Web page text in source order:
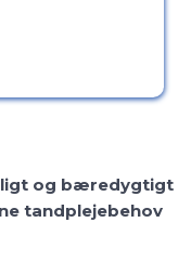
og bæredygtigt
tandplejebehov